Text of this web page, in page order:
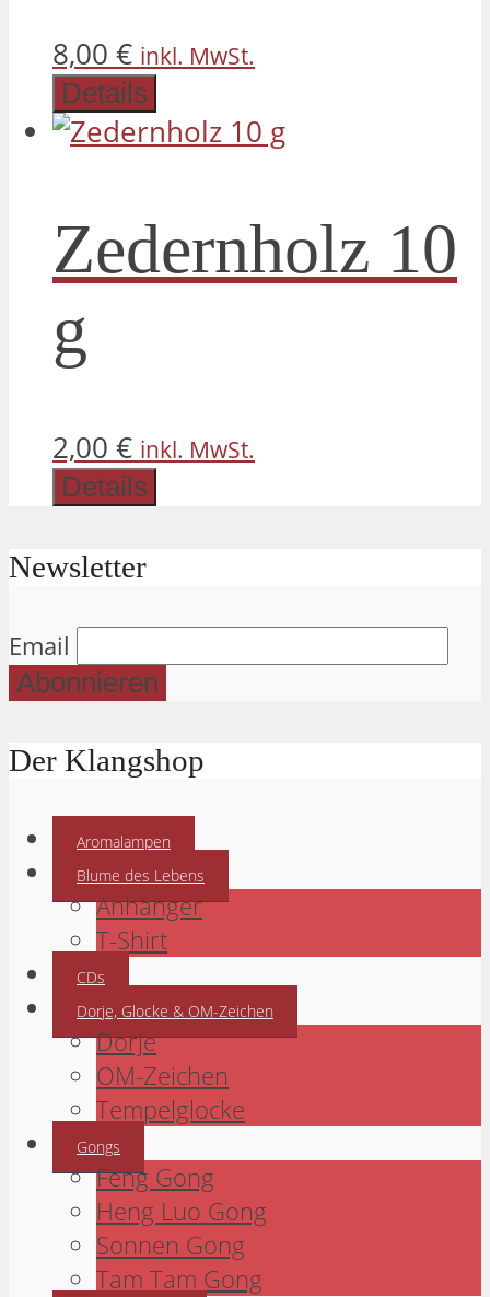
8,00 € inkl. MwSt.
Details
Zedernholz 10
g
2,00 € inkl. MwSt.
Details
Newsletter
Email
Der Klangshop
Aromalampen
Blume des Lebens
Anhänger
T-Shirt
CDs
Dorje, Glocke & OM-Zeichen
Dorje
OM-Zeichen
Tempelglocke
Gongs
Feng Gong
Heng Luo Gong
Sonnen Gong
Tam Tam Gong